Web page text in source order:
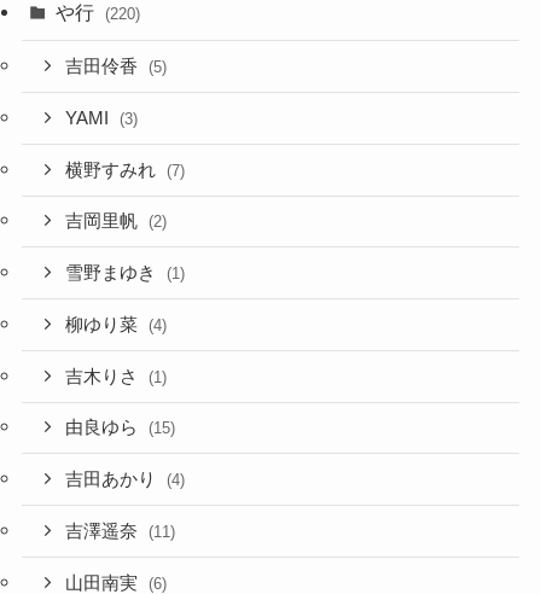
や行 (220)
吉田伶香 (5)
YAMI (3)
横野すみれ (7)
吉岡里帆 (2)
雪野まゆき (1)
柳ゆり菜 (4)
吉木りさ (1)
由良ゆら (15)
吉田あかり (4)
吉澤遥奈 (11)
山田南実 (6)